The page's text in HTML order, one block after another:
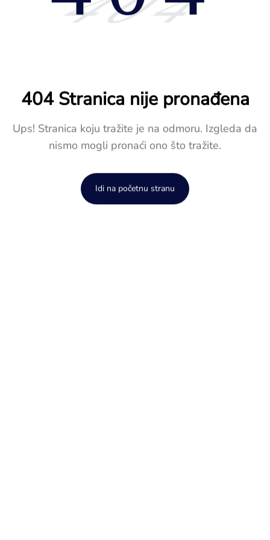
404 Stranica nije pronađena
Ups! Stranica koju tražite je na odmoru. Izgleda da
nismo mogli pronaći ono što tražite.
Idi na početnu stranu